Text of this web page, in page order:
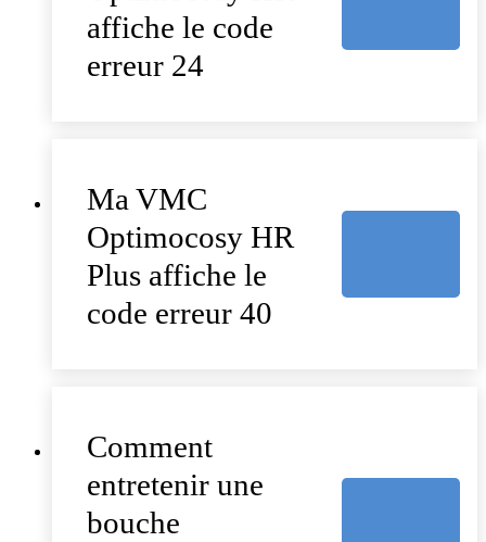
affiche le code
erreur 24
Ma VMC
Optimocosy HR
Plus affiche le
code erreur 40
Comment
entretenir une
bouche